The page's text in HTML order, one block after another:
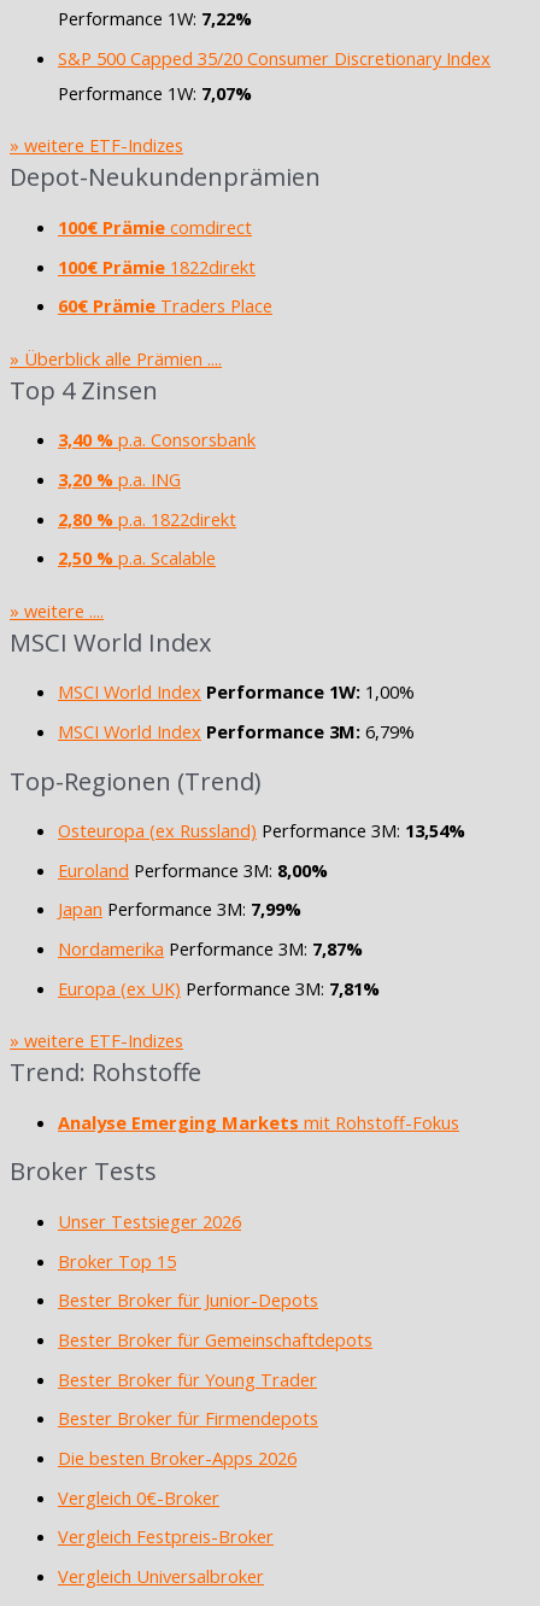
Performance 1W: 7,22%
S&P 500 Capped 35/20 Consumer Discretionary Index
Performance 1W: 7,07%
» weitere ETF-Indizes
Depot-Neukundenprämien
100€ Prämie comdirect
100€ Prämie 1822direkt
60€ Prämie Traders Place
» Überblick alle Prämien ....
Top 4 Zinsen
3,40 % p.a. Consorsbank
3,20 % p.a. ING
2,80 % p.a. 1822direkt
2,50 % p.a. Scalable
» weitere ....
MSCI World Index
MSCI World Index Performance 1W: 1,00%
MSCI World Index Performance 3M: 6,79%
Top-Regionen (Trend)
Osteuropa (ex Russland) Performance 3M: 13,54%
Euroland Performance 3M: 8,00%
Japan Performance 3M: 7,99%
Nordamerika Performance 3M: 7,87%
Europa (ex UK) Performance 3M: 7,81%
» weitere ETF-Indizes
Trend: Rohstoffe
Analyse Emerging Markets mit Rohstoff-Fokus
Broker Tests
Unser Testsieger 2026
Broker Top 15
Bester Broker für Junior-Depots
Bester Broker für Gemeinschaftdepots
Bester Broker für Young Trader
Bester Broker für Firmendepots
Die besten Broker-Apps 2026
Vergleich 0€-Broker
Vergleich Festpreis-Broker
Vergleich Universalbroker